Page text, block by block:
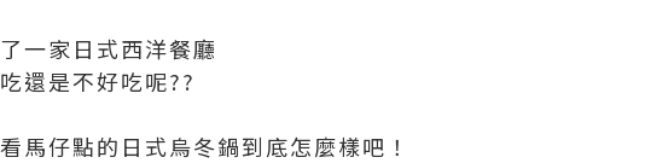
一家日式西洋餐廳
還是不好吃呢??
馬仔點的日式烏冬鍋到底怎麼樣吧！